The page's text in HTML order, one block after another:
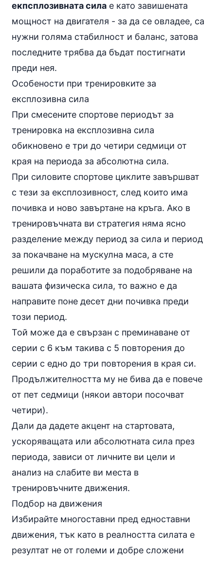
екпсплозивната сила е като завишената
мощност на двигателя - за да се овладее, са
нужни голяма стабилност и баланс, затова
последните трябва да бъдат постигнати
преди нея.
Особености при тренировките за
експлозивна сила
При смесените спортове периодът за
тренировка на експлозивна сила
обикновено е три до четири седмици от
края на периода за абсолютна сила.
При силовите спортове циклите завършват
с тези за експлозивност, след които има
почивка и ново завъртане на кръга. Ако в
тренировъчната ви стратегия няма ясно
разделение между период за сила и период
за покачване на мускулна маса, а сте
решили да поработите за подобряване на
вашата физическа сила, то важно е да
направите поне десет дни почивка преди
този период.
Той може да е свързан с преминаване от
серии с 6 към такива с 5 повторения до
серии с едно до три повторения в края си.
Продължителността му не бива да е повече
от пет седмици (някои автори посочват
четири).
Дали да дадете акцент на стартовата,
ускоряващата или абсолютната сила през
периода, зависи от личните ви цели и
анализ на слабите ви места в
тренировъчните движения.
Подбор на движения
Избирайте многоставни пред едноставни
движения, тък като в реалността силата е
резултат не от големи и добре сложени